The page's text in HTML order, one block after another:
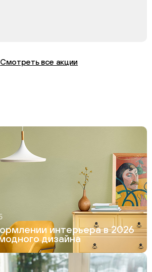
Смотреть все акции
интерьера в 2026
дизайна